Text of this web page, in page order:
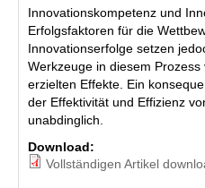
Innovationskompetenz und
Erfolgsfaktoren für die
Innovationserfolge setzen
Werkzeuge in diesem
erzielten Effekte. Ein
der Effektivität und Effizienz
unabdinglich.
Download:
Vollständigen Artikel